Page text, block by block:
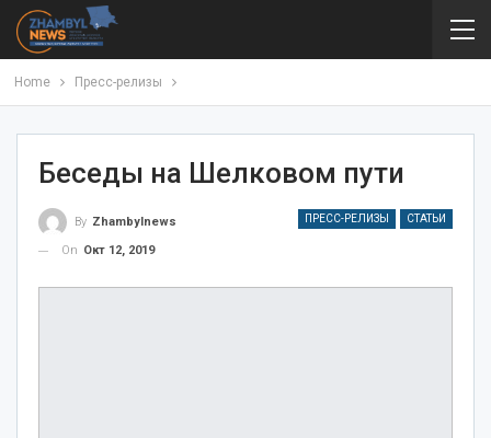
Home Пресс-релизы
Беседы на Шелковом пути
ПРЕСС-РЕЛИЗЫ СТАТЬИ
By Zhambylnews
On Окт 12, 2019